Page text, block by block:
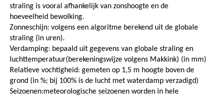
straling is vooral afhankelijk van zonshoogte en de
hoeveelheid bewolking.
Zonneschijn: volgens een algoritme berekend uit de globale
straling (in uren).
Verdamping: bepaald uit gegevens van globale straling en
luchttemperatuur(berekeningswijze volgens Makkink) (in mm)
Relatieve vochtigheid: gemeten op 1,5 m hoogte boven de
grond (in %; bij 100% is de lucht met waterdamp verzadigd)
Seizoenen:meteorologische seizoenen worden in hele